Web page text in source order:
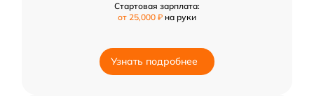
Стартовая зарплата:
от 25,000 ₽ на руки
Узнать подробнее